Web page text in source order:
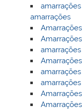
amarrações